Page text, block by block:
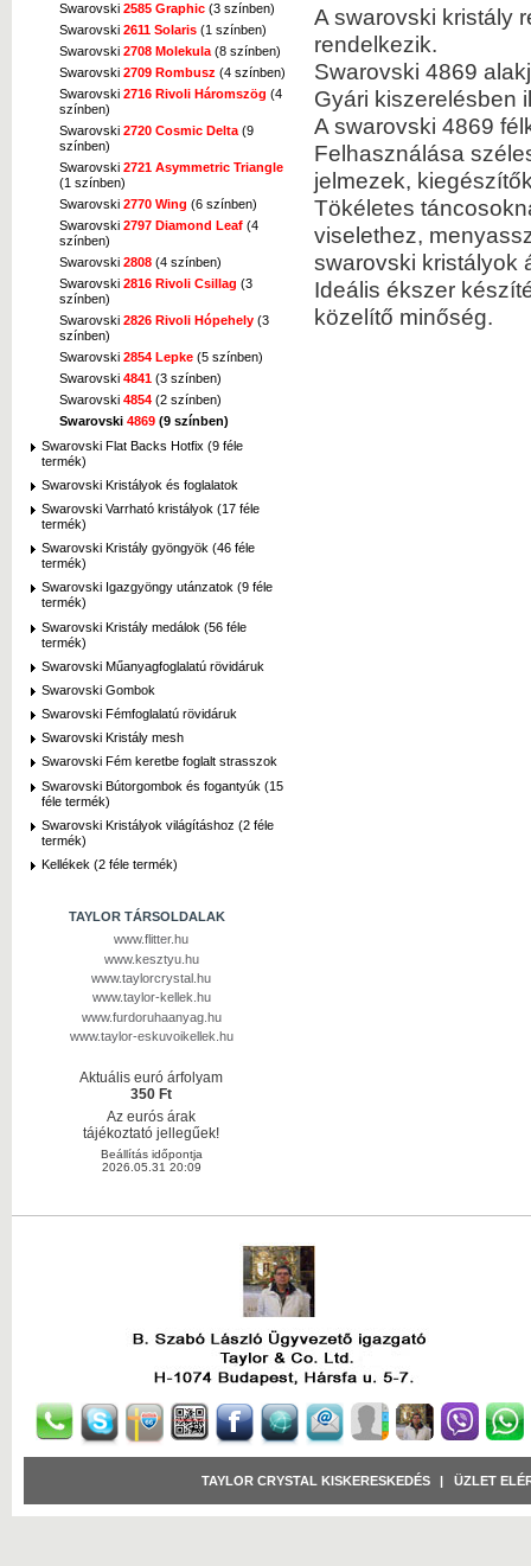
Swarovski 2585 Graphic (3 színben)
Swarovski 2611 Solaris (1 színben)
Swarovski 2708 Molekula (8 színben)
Swarovski 2709 Rombusz (4 színben)
Swarovski 2716 Rivoli Háromszög (4
színben)
Swarovski 2720 Cosmic Delta (9
színben)
Swarovski 2721 Asymmetric Triangle
(1 színben)
Swarovski 2770 Wing (6 színben)
Swarovski 2797 Diamond Leaf (4
színben)
Swarovski 2808 (4 színben)
Swarovski 2816 Rivoli Csillag (3
színben)
Swarovski 2826 Rivoli Hópehely (3
színben)
Swarovski 2854 Lepke (5 színben)
Swarovski 4841 (3 színben)
Swarovski 4854 (2 színben)
Swarovski 4869 (9 színben)
Swarovski Flat Backs Hotfix (9 féle
termék)
Swarovski Kristályok és foglalatok
Swarovski Varrható kristályok (17 féle
termék)
Swarovski Kristály gyöngyök (46 féle
termék)
Swarovski Igazgyöngy utánzatok (9 féle
termék)
Swarovski Kristály medálok (56 féle
termék)
Swarovski Műanyagfoglalatú rövidáruk
Swarovski Gombok
Swarovski Fémfoglalatú rövidáruk
Swarovski Kristály mesh
Swarovski Fém keretbe foglalt strasszok
Swarovski Bútorgombok és fogantyúk (15
féle termék)
Swarovski Kristályok világításhoz (2 féle
termék)
Kellékek (2 féle termék)
TAYLOR TÁRSOLDALAK
www.flitter.hu
www.kesztyu.hu
www.taylorcrystal.hu
www.taylor-kellek.hu
www.furdoruhaanyag.hu
www.taylor-eskuvoikellek.hu
Aktuális euró árfolyam
350 Ft
Az eurós árak
tájékoztató jellegűek!
Beállítás időpontja
2026.05.31 20:09
A swarovski kristály
rendelkezik.
Swarovski 4869
Gyári kiszerelésben
A swarovski 4869
Felhasználása
jelmezek,
Tökéletes
viselethez,
swarovski kristályok
Ideális ékszer
közelítő minőség.
TAYLOR CRYSTAL KISKERESKEDÉS ÜZLET